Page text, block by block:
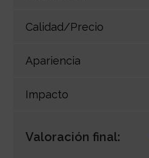
Calidad/Precio
Apariencia
Impacto
Valoración final: